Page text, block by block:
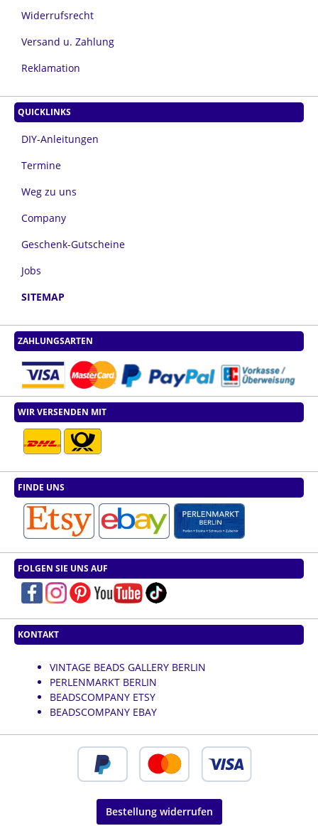
Widerrufsrecht
Versand u. Zahlung
Reklamation
QUICKLINKS
DIY-Anleitungen
Termine
Weg zu uns
Company
Geschenk-Gutscheine
Jobs
SITEMAP
ZAHLUNGSARTEN
WIR VERSENDEN MIT
FINDE UNS
FOLGEN SIE UNS AUF
KONTAKT
VINTAGE BEADS GALLERY BERLIN
PERLENMARKT BERLIN
BEADSCOMPANY ETSY
BEADSCOMPANY EBAY
Bestellung widerrufen